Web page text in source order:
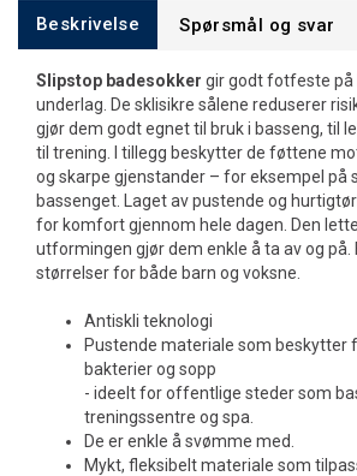
Beskrivelse Spørsmål og svar
Slipstop badesokker gir godt fotfeste på
underlag. De sklisikre sålene reduserer
gjør dem godt egnet til bruk i basseng, til
til trening. I tillegg beskytter de føttene
og skarpe gjenstander – for eksempel på
bassenget. Laget av pustende og
for komfort gjennom hele dagen. Den
utformingen gjør dem enkle å ta av og på.
størrelser for både barn og voksne.
Antiskli teknologi
Pustende materiale som beskytter
bakterier og sopp
- ideelt for offentlige steder som
treningssentre og spa.
De er enkle å svømme med.
Mykt, fleksibelt materiale som